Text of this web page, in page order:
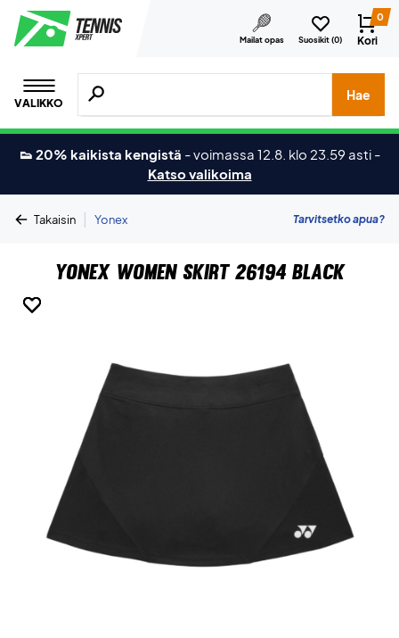
Mailat opas Suosikit (0)
0
Kori
VALIKKO
Hae tuotteita, merkkejä jne.
Hae
👟 20% kaikista kengistä -voimassa 12.8. klo 23.59 asti -
Katso valikoima
Takaisin | Yonex Tarvitsetko apua?
Yonex Women Skirt 26194 Black